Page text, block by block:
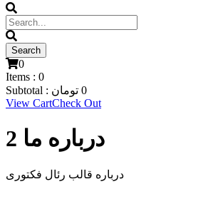
0
Items : 0
Subtotal :
0 تومان
View CartCheck Out
درباره ما 2
درباره قالب رئال فکتوری